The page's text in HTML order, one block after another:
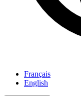
Français
English